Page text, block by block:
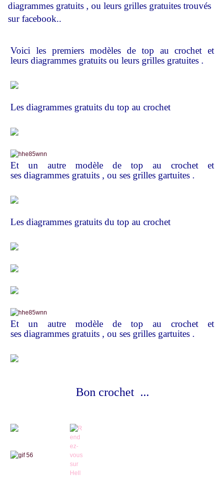
diagrammes gratuits , ou leurs grilles gratuites trouvés
sur facebook..
Voici les premiers modèles de top au crochet et
leurs diagrammes gratuits ou leurs grilles gratuites .
Les diagrammes gratuits du top au crochet
Et un autre modèle de top au crochet et
ses diagrammes gratuits , ou ses grilles gartuites .
Les diagrammes gratuits du top au crochet
Et un autre modèle de top au crochet et
ses diagrammes gratuits , ou ses grilles gartuites .
Bon crochet ...